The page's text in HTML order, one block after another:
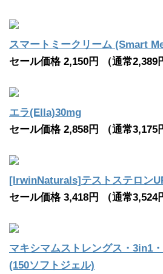
スマートミークリーム (Smart
セール価格 2,150円 （通常2,389
エラ(Ella)30mg
セール価格 2,858円 （通常3,175
[IrwinNaturals]テストステロン
セール価格 3,418円 （通常3,524
マキシマムストレングス・3in1
(150ソフトジェル)